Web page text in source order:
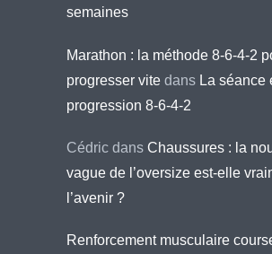
semaines
Marathon : la méthode 8-6-4-2
progresser vite dans La séance
progression 8-6-4-2
Cédric dans Chaussures : la
vague de l’oversize est-elle
l’avenir ?
Renforcement musculaire